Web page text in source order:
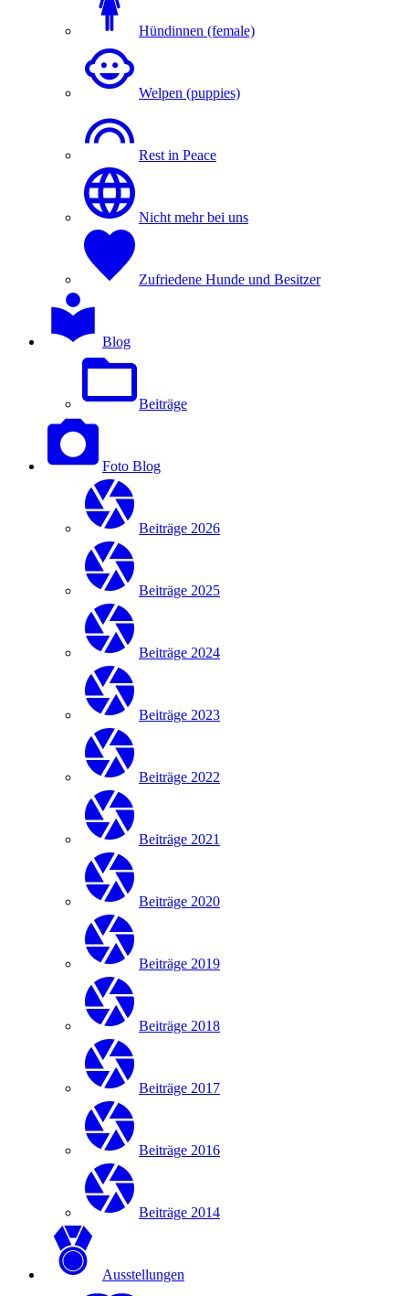
Hündinnen (female)
Welpen (puppies)
Rest in Peace
Nicht mehr bei uns
Zufriedene Hunde und Besitzer
Blog
Beiträge
Foto Blog
Beiträge 2026
Beiträge 2025
Beiträge 2024
Beiträge 2023
Beiträge 2022
Beiträge 2021
Beiträge 2020
Beiträge 2019
Beiträge 2018
Beiträge 2017
Beiträge 2016
Beiträge 2014
Ausstellungen